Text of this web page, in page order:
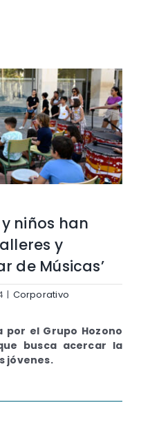
niños han
y
de Músicas’
| Corporativo
por el Grupo Hozono
busca acercar la
jóvenes.